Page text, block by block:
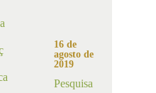
16 de
agosto de
2019
Pesquisa